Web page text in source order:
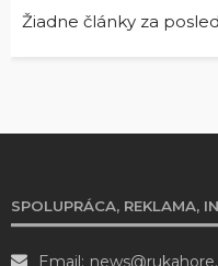
Žiadne články za
SPOLUPRÁCA, REKLAMA,
Email: